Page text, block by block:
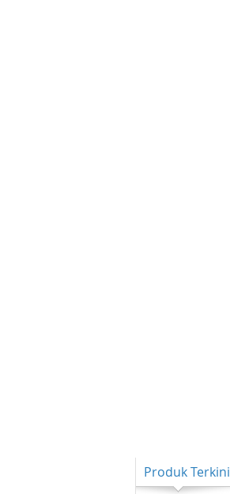
Produk Terkini